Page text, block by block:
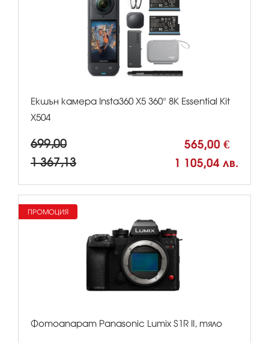
Екшън камера Insta360 X5 360° 8К Essential Kit
X504
699,00 565,00 €
1 367,13 1 105,04 лв.
Фотоапарат Panasonic Lumix S1R II, тяло
ПРОМОЦИЯ